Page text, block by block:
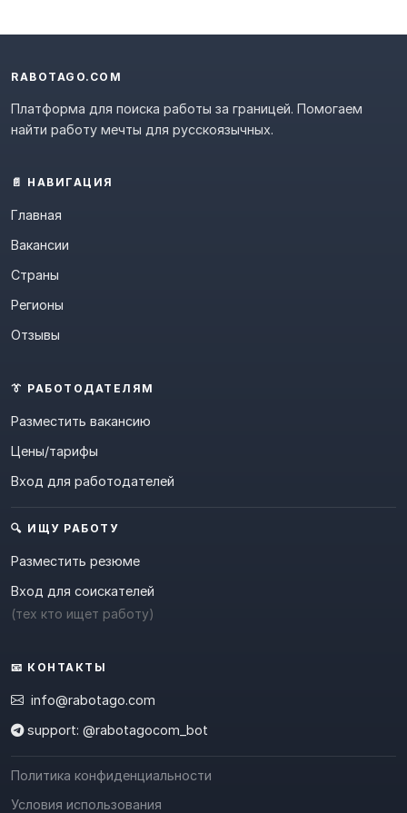
RABOTAGO.COM
Платформа для поиска работы за границей. Помогаем
найти работу мечты для русскоязычных.
📄 НАВИГАЦИЯ
Главная
Вакансии
Страны
Регионы
Отзывы
👔 РАБОТОДАТЕЛЯМ
Разместить вакансию
Цены/тарифы
Вход для работодателей
🔍 ИЩУ РАБОТУ
Разместить резюме
Вход для соискателей
(тех кто ищет работу)
📧 КОНТАКТЫ
info@rabotago.com
support: @rabotagocom_bot
Политика конфиденциальности
Условия использования